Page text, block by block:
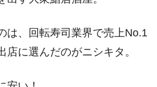
は、回転寿司業界で売上No.1
店に選んだのがニシキタ。